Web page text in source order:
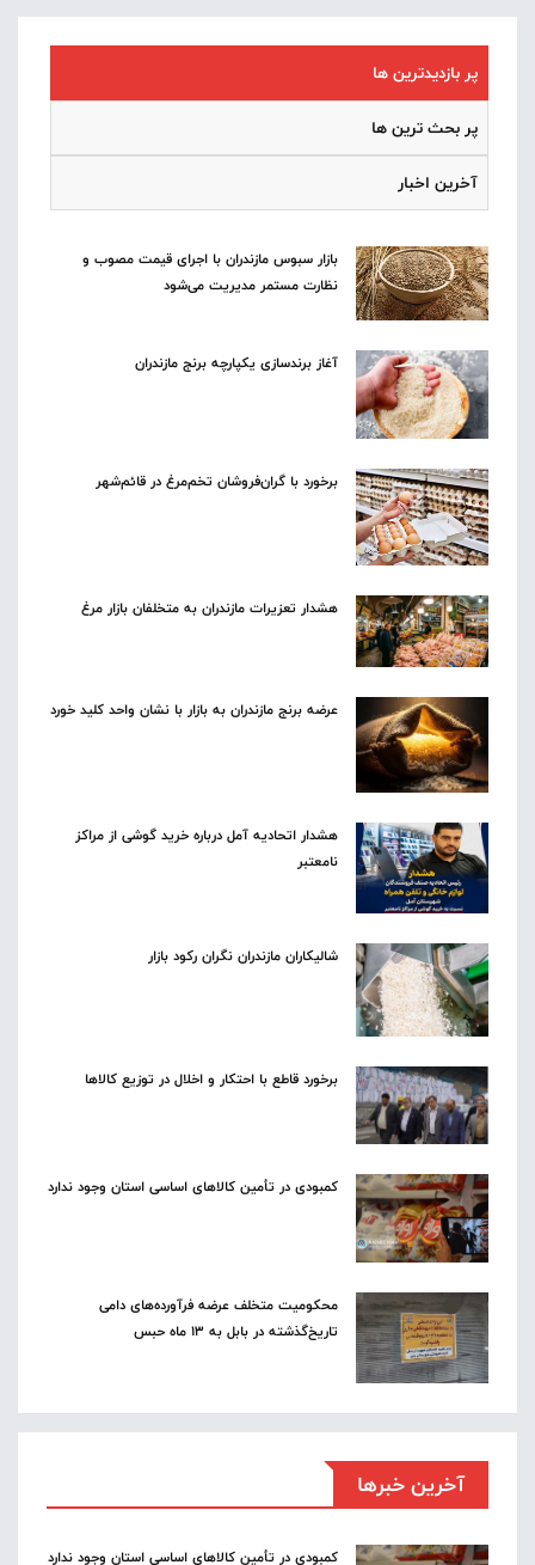
پر بازدیدترین ها
پر بحث ترین ها
آخرین اخبار
بازار سبوس مازندران با اجرای قیمت مصوب و
نظارت مستمر مدیریت می‌شود
آغاز برندسازی یکپارچه برنج مازندران
برخورد با گران‌فروشان تخم‌مرغ در قائم‌شهر
هشدار تعزیرات مازندران به متخلفان بازار مرغ
عرضه برنج مازندران به بازار با نشان واحد کلید خورد
هشدار اتحادیه آمل درباره خرید گوشی از مراکز
نامعتبر
شالیکاران مازندران نگران رکود بازار
برخورد قاطع با احتکار و اخلال در توزیع کالاها
کمبودی در تأمین کالاهای اساسی استان وجود ندارد
محکومیت متخلف عرضه فرآورده‌های دامی
تاریخ‌گذشته در بابل به ۱۳ ماه حبس
آخرین خبرها
کمبودی در تأمین کالاهای اساسی استان وجود ندارد